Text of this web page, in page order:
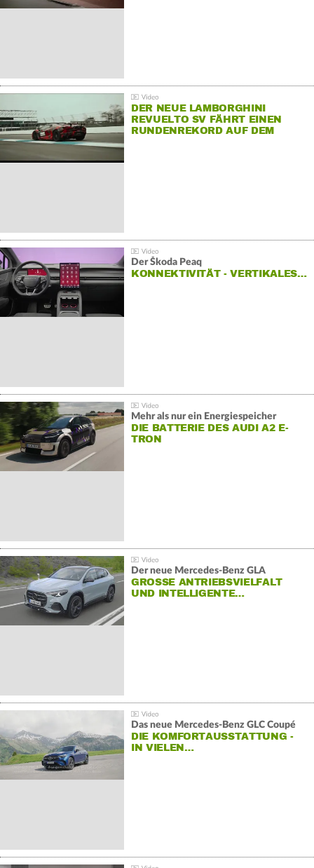
DER NEUE LAMBORGHINI
REVUELTO SV FÄHRT EINEN
RUNDENREKORD AUF DEM
Der Škoda Peaq
KONNEKTIVITÄT - VERTIKALES…
Mehr als nur ein Energiespeicher
DIE BATTERIE DES AUDI A2 E-
TRON
Der neue Mercedes-Benz GLA
GROSSE ANTRIEBSVIELFALT U
ND INTELLIGENTE…
Das neue Mercedes-Benz GLC Coupé
DIE KOMFORTAUSSTATTUNG -
IN VIELEN…